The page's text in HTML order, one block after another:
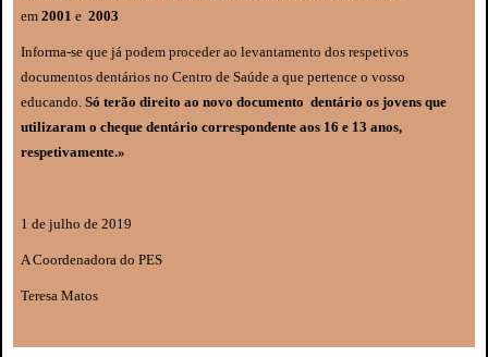
em 2001 e 2003
Informa-se que já podem proceder ao levantamento dos respetivos
documentos dentários no Centro de Saúde a que pertence o vosso
educando. Só terão direito ao novo documento dentário os jovens que
utilizaram o cheque dentário correspondente aos 16 e 13 anos,
respetivamente.»
1 de julho de 2019
A Coordenadora do PES
Teresa Matos